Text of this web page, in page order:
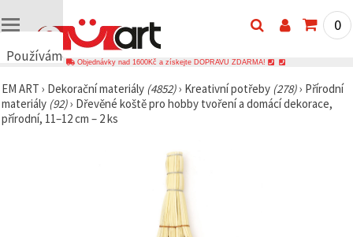
Používáme
🍪
Používáme
cookies a
0
Objednávky nad 1600Kč a získejte DOPRAVU ZDARMA!
EM ART › Dekorační materiály (4852)› Kreativní potřeby (278)› Přírodní
materiály (92)› Dřevěné koště pro hobby tvoření a domácí dekorace,
přírodní, 11–12 cm – 2 ks